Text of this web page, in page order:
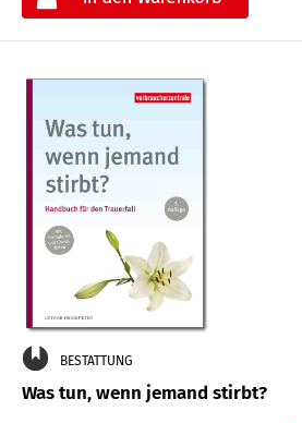
BESTATTUNG
Was tun, wenn jemand stirbt?